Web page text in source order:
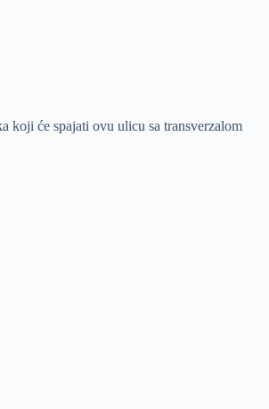
koji će spajati ovu ulicu sa transverzalom